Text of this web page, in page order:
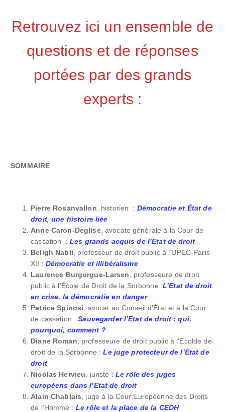
Retrouvez ici un ensemble de
questions et de réponses
portées par des grands
experts :
SOMMAIRE :
Pierre Rosanvallon, historien : Démocratie et État de
droit, une histoire liée
Anne Caron-Deglise, avocate générale à la Cour de
cassation : Les grands acquis de l’Etat de droit
Beligh Nabli, professeur de droit public à l’UPEC-Paris
XII : Démocratie et illibéralisme
Laurence Burgorgue-Larsen, professeure de droit
public à l’École de Droit de la Sorbonne :L’Etat de droit
en crise, la démocratie en danger
Patrice Spinosi, avocat au Conseil d’État et à la Cour
de cassation :Sauvegarder l’Etat de droit : qui,
pourquoi, comment ?
Diane Roman, professeure de droit public à l’Ecolde de
droit de la Sorbonne :Le juge protecteur de l’Etat de
droit
Nicolas Hervieu, juriste : Le rôle des juges
européens dans l’Etat de droit
Alain Chablais, juge à la Cour Européenne des Droits
de l’Homme : Le rôle et la place de la CEDH